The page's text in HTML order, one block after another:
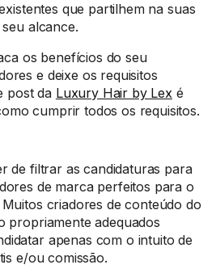
que partilhem na suas
alcance.
os benefícios do seu
e deixe os requisitos
post da Luxury Hair by Lex é
cumprir todos os requisitos.
de filtrar as candidaturas para
de marca perfeitos para o
criadores de conteúdo do
propriamente adequados
apenas com o intuito de
e/ou comissão.